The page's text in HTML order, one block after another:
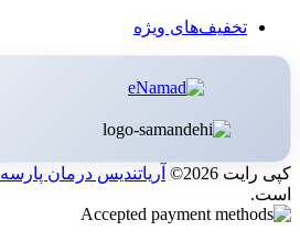
تخفیف‌های ویژه
کپی رایت 2026© آریاتندیس درمان پارسه
است.